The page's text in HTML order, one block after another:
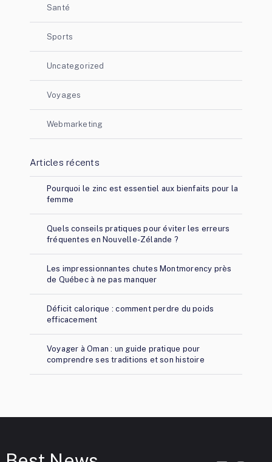
Santé
Sports
Uncategorized
Voyages
Webmarketing
Articles récents
Pourquoi le zinc est essentiel aux bienfaits pour la
femme
Quels conseils pratiques pour éviter les erreurs
fréquentes en Nouvelle-Zélande ?
Les impressionnantes chutes Montmorency près
de Québec à ne pas manquer
Déficit calorique : comment perdre du poids
efficacement
Voyager à Oman : un guide pratique pour
comprendre ses traditions et son histoire